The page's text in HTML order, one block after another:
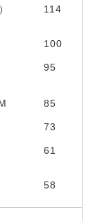
114
100
95
85
73
61
58